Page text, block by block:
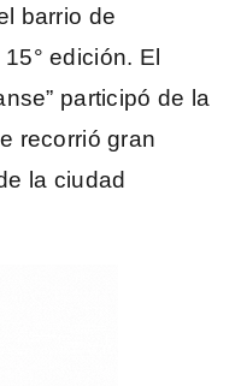
barrio de
edición. El
participó de la
recorrió gran
la ciudad